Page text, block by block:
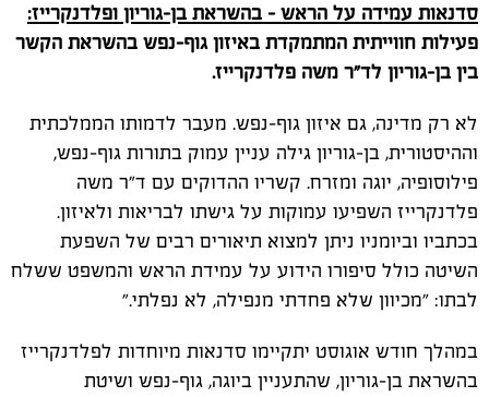
סדנאות עמידה על הראש – בהשראת בן-גוריון ופלדנקרייז:
פעילות חווייתית המתמקדת באיזון גוף-נפש בהשראת הקשר
בין בן-גוריון לד"ר משה פלדנקרייז.
לא רק מדינה, גם איזון גוף-נפש. מעבר לדמותו הממלכתית
וההיסטורית, בן-גוריון גילה עניין עמוק בתורות גוף-נפש,
פילוסופיה, יוגה ומזרח. קשריו ההדוקים עם ד"ר משה
פלדנקרייז השפיעו עמוקות על גישתו לבריאות ולאיזון.
בכתביו וביומניו ניתן למצוא תיאורים רבים של השפעת
השיטה כולל סיפורו הידוע על עמידת הראש והמשפט ששלח
לבתו: "מכיוון שלא פחדתי מנפילה, לא נפלתי."
במהלך חודש אוגוסט יתקיימו סדנאות מיוחדות לפלדנקרייז
בהשראת בן-גוריון, שהתעניין ביוגה, גוף-נפש ושיטת